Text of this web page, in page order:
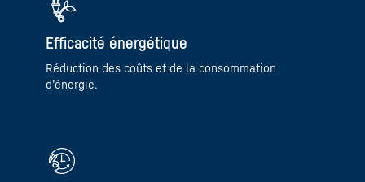
Efficacité énergétique
Réduction des coûts et de la consommation
d’énergie.